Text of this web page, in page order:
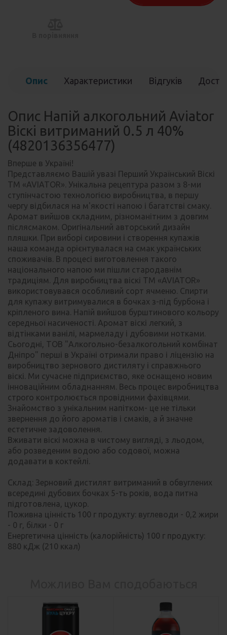
Опис Характеристики Відгуків
Опис Напій алкогольний Aviator
Віскі витриманий 0.5 л 40%
(4820136356477)
Вперше в Україні!
Представляємо Вашій увазі Перший Український Віскі
ТМ «AVIATOR». Унікальна рецептура разом з 8-ми
ступінчастою технологією виробництва, в першу
чергу відбилася на м'якості напою і багатстві смаку.
Аромат вийшов складним, різноманітним з довгим
післясмаком. Оригінальний авторський дизайн
пляшки. При виборі сировини і створення купажів
наша команда орієнтувалася на смак українських
споживачів. В процесі виготовлення такого
національного напою ми пішли стародавнім
традиціям. Для виробництва віскі ТМ «AVIATOR»
використовувався особливий сорт ячменю. Спирти
для купажу витримувалися в бочках з-під бурбона і
кріпленого вина. Напій вийшов бурштинового кольору
середньої насиченості. Аромат віскі легкий, з
відтінками ванілі, мармеладу і дубовими нотками.
Сьогодні, ТОВ "Алкогольно-безалкогольний комбінат
Дніпро" перші в Україні отримали право і ліцензію на
виробництво зернового дистиляту і справжнього
віскі. Ми сучасне підприємство, яке оснащено новим
інноваційним обладнанням. Весь процес виробництва
строго контролюється провідними фахівцями.
Знайомство з унікальним напітком- це не тільки
звернення до його ароматів і смаків, а й значне
естетичне задоволення.
Вживати віскі можна в чистому вигляді, з льодом,
або розведеним водою або содової, можна
додавати в коктейлі.
Склад: Зерновий дистилят витриманий в обвуглених
всередині дубових бочках 5-ть років, вода питна
підготовлена, цукор.
Поживна цінність 100 г продукту: вуглеводи - 0,2 жири
- 0 г, білки - 0 г
Енергетична цінність (калорійність) 100 г продукту:
880 кДж (210 ккал)